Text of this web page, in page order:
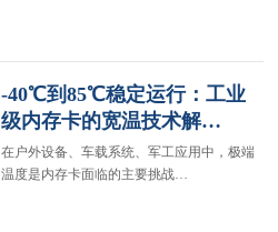
-40℃到85℃稳定运行：工业
级内存卡的宽温技术解…
在户外设备、车载系统、军工应用中，极端
温度是内存卡面临的主要挑战…